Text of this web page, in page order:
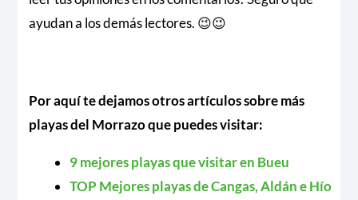
ayudan a los demás lectores. 😉😉
Por aquí te dejamos otros artículos sobre más
playas del Morrazo que puedes visitar:
9 mejores playas que visitar en Bueu
TOP Mejores playas de Cangas, Aldán e Hío